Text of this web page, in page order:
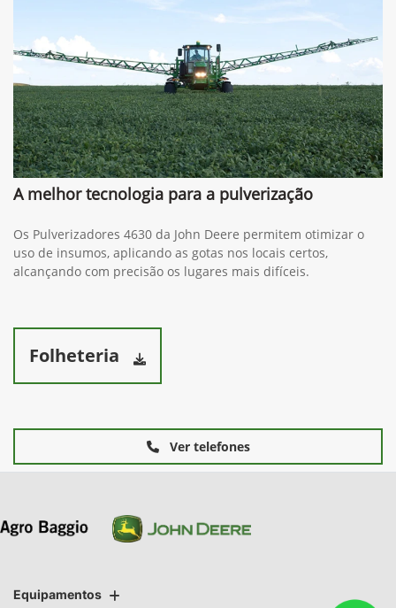
A melhor tecnologia para a pulverização
Os Pulverizadores 4630 da John Deere permitem otimizar o
uso de insumos, aplicando as gotas nos locais certos,
alcançando com precisão os lugares mais difíceis.
Folheteria
Ver telefones
Equipamentos